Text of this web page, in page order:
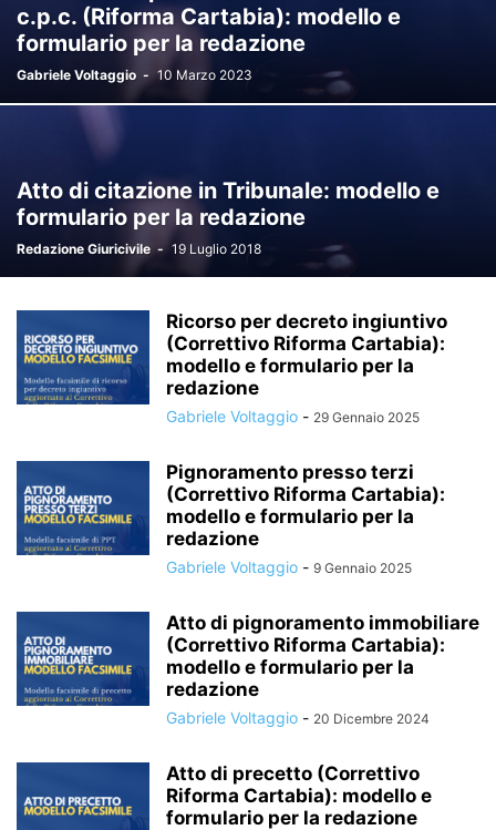
c.p.c. (Riforma Cartabia): modello e
formulario per la redazione
Gabriele Voltaggio - 10 Marzo 2023
Atto di citazione in Tribunale: modello e
formulario per la redazione
Redazione Giuricivile - 19 Luglio 2018
Ricorso per decreto ingiuntivo
(Correttivo Riforma Cartabia):
modello e formulario per la
redazione
Gabriele Voltaggio - 29 Gennaio 2025
Pignoramento presso terzi
(Correttivo Riforma Cartabia):
modello e formulario per la
redazione
Gabriele Voltaggio - 9 Gennaio 2025
Atto di pignoramento immobiliare
(Correttivo Riforma Cartabia):
modello e formulario per la
redazione
Gabriele Voltaggio - 20 Dicembre 2024
Atto di precetto (Correttivo
Riforma Cartabia): modello e
formulario per la redazione